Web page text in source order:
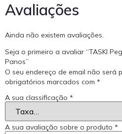
Avaliações
Ainda não existem avaliações.
Seja o primeiro a avaliar “TASKI
Panos”
O seu endereço de email não será
obrigatórios marcados com *
A sua classificação *
A sua avaliação sobre o produto *